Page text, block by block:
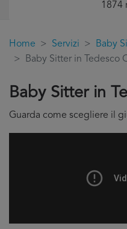
1874
Home Servizi
Baby
Baby Sitter in Tedesco
Baby Sitter in
Guarda come scegliere il